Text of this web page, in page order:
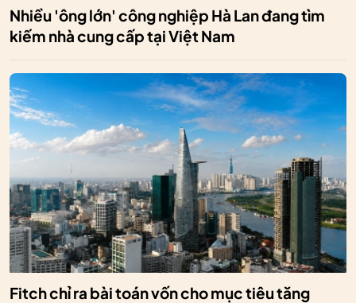
Nhiều 'ông lớn' công nghiệp Hà Lan đang tìm
kiếm nhà cung cấp tại Việt Nam
Fitch chỉ ra bài toán vốn cho mục tiêu tăng